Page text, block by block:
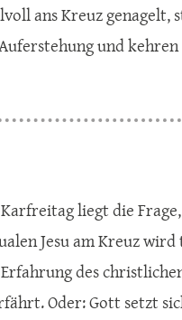
ans Kreuz genagelt,
und
liegt die
Jesu am Kreuz
des
Oder: Gott setzt